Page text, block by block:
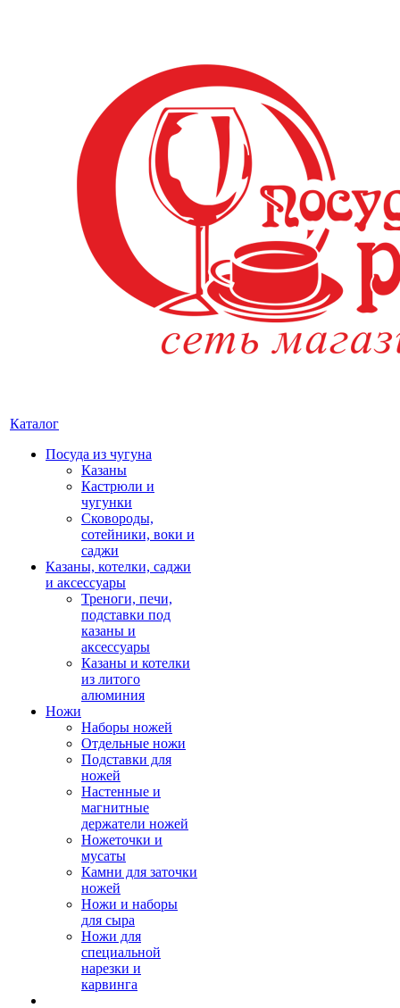
Каталог
Посуда из чугуна
Казаны
Кастрюли и
чугунки
Сковороды,
сотейники, воки и
саджи
Казаны, котелки, саджи
и аксессуары
Треноги, печи,
подставки под
казаны и
аксессуары
Казаны и котелки
из литого
алюминия
Ножи
Наборы ножей
Отдельные ножи
Подставки для
ножей
Настенные и
магнитные
держатели ножей
Ножеточки и
мусаты
Камни для заточки
ножей
Ножи и наборы
для сыра
Ножи для
специальной
нарезки и
карвинга